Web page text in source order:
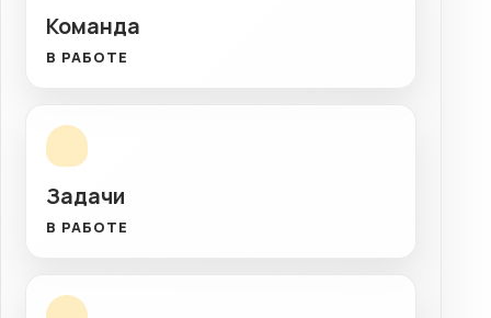
Команда
В РАБОТЕ
Задачи
В РАБОТЕ